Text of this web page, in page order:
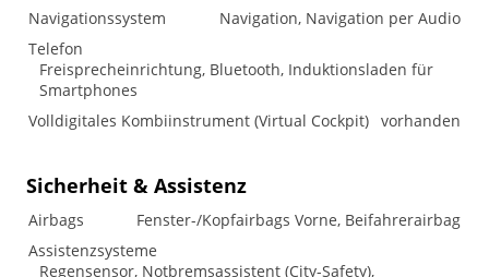
Navigationssystem
Navigation, Navigation per Audio
Telefon
Freisprecheinrichtung, Bluetooth, Induktionsladen für
Smartphones
Volldigitales Kombiinstrument (Virtual Cockpit) vorhanden
Sicherheit & Assistenz
Airbags
Fenster-/Kopfairbags Vorne, Beifahrerairbag
Assistenzsysteme
Regensensor, Notbremsassistent (City-Safety),